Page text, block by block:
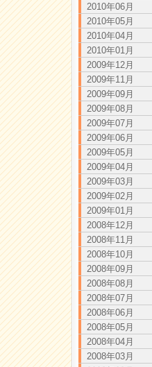
2010年06月
2010年05月
2010年04月
2010年01月
2009年12月
2009年11月
2009年09月
2009年08月
2009年07月
2009年06月
2009年05月
2009年04月
2009年03月
2009年02月
2009年01月
2008年12月
2008年11月
2008年10月
2008年09月
2008年08月
2008年07月
2008年06月
2008年05月
2008年04月
2008年03月